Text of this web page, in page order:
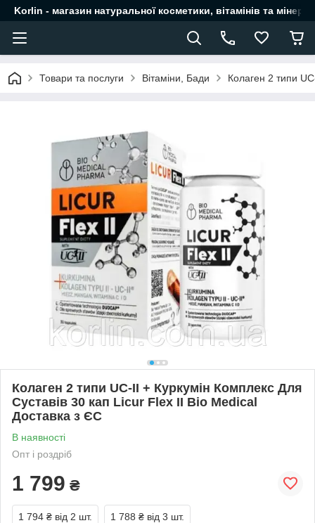
Korlin - магазин натуральної косметики, вітамінів та
Товари та послуги Вітаміни, Бади Колаген 2 типи
Колаген 2 типи UC-II + Куркумін Комплекс Для
Суставів 30 кап Licur Flex II Bio Medical
Доставка з ЄС
В наявності
Опт і роздріб
1 799 ₴
1 794 ₴ від 2 шт. 1 788 ₴ від 3 шт.